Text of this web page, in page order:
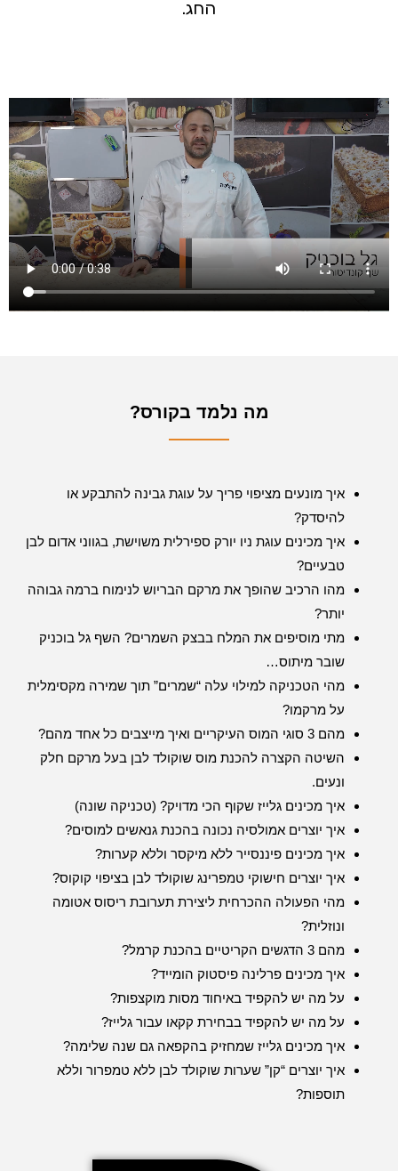
החג.
מה נלמד בקורס?
איך מונעים מציפוי פריך על עוגת גבינה להתבקע או
להיסדק?
איך מכינים עוגת ניו יורק ספירלית משוישת, בגווני אדום לבן
טבעיים?
מהו הרכיב שהופך את מרקם הבריוש לנימוח ברמה גבוהה
יותר?
מתי מוסיפים את המלח בבצק השמרים? השף גל בוכניק
שובר מיתוס…
מהי הטכניקה למילוי עלה “שמרים” תוך שמירה מקסימלית
על מרקמו?
מהם 3 סוגי המוס העיקריים ואיך מייצבים כל אחד מהם?
השיטה הקצרה להכנת מוס שוקולד לבן בעל מרקם חלק
ונעים.
איך מכינים גלייז שקוף הכי מדויק? (טכניקה שונה)
איך יוצרים אמולסיה נכונה בהכנת גנאשים למוסים?
איך מכינים פיננסייר ללא מיקסר וללא קערות?
איך יוצרים חישוקי טמפרינג שוקולד לבן בציפוי קוקוס?
מהי הפעולה ההכרחית ליצירת תערובת ריסוס אטומה
ונוזלית?
מהם 3 הדגשים הקריטיים בהכנת קרמל?
איך מכינים פרלינה פיסטוק הומייד?
על מה יש להקפיד באיחוד מסות מוקצפות?
על מה יש להקפיד בבחירת קקאו עבור גלייז?
איך מכינים גלייז שמחזיק בהקפאה גם שנה שלימה?
איך יוצרים “קן” שערות שוקולד לבן ללא טמפרור וללא
תוספות?